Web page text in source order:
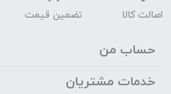
اصالت کالا تضمین قیمت
حساب من
خدمات مشتریان